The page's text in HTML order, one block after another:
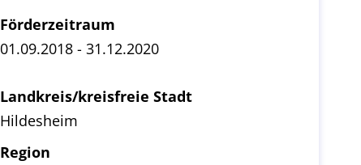
Förderzeitraum
01.09.2018 - 31.12.2020
Landkreis/kreisfreie Stadt
Hildesheim
Region